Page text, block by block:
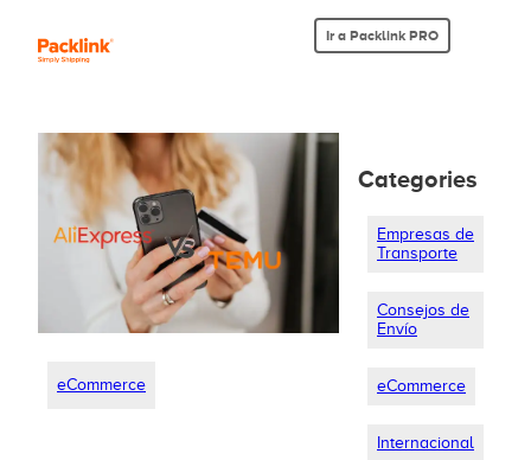
Ir a Packlink PRO
eCommerce
Categories
Empresas de
Transporte
Consejos de
Envío
eCommerce
Internacional